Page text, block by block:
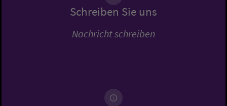
Schreiben Sie uns
Nachricht schreiben